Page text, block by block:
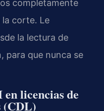
completamente
la corte. Le
la lectura de
para que nunca se
licencias de
(CDL)